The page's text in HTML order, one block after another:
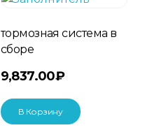
тормозная система в
сборе
9,837.00₽
В Корзину